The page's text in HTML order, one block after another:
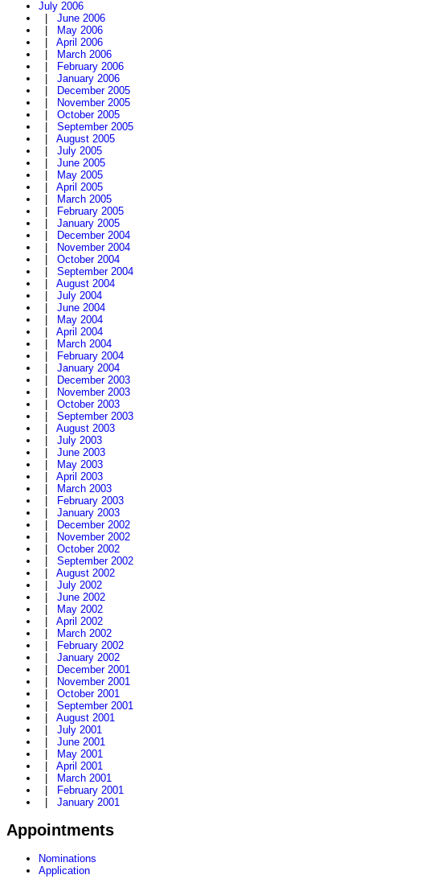
July 2006
June 2006
May 2006
April 2006
March 2006
February 2006
January 2006
December 2005
November 2005
October 2005
September 2005
August 2005
July 2005
June 2005
May 2005
April 2005
March 2005
February 2005
January 2005
December 2004
November 2004
October 2004
September 2004
August 2004
July 2004
June 2004
May 2004
April 2004
March 2004
February 2004
January 2004
December 2003
November 2003
October 2003
September 2003
August 2003
July 2003
June 2003
May 2003
April 2003
March 2003
February 2003
January 2003
December 2002
November 2002
October 2002
September 2002
August 2002
July 2002
June 2002
May 2002
April 2002
March 2002
February 2002
January 2002
December 2001
November 2001
October 2001
September 2001
August 2001
July 2001
June 2001
May 2001
April 2001
March 2001
February 2001
January 2001
Appointments
Nominations
Application